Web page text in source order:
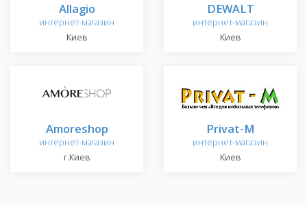
Allagio
интернет-магазин
Киев
DEWALT
интернет-магазин
Киев
Amoreshop
интернет-магазин
г.Киев
Privat-M
интернет-магазин
Киев